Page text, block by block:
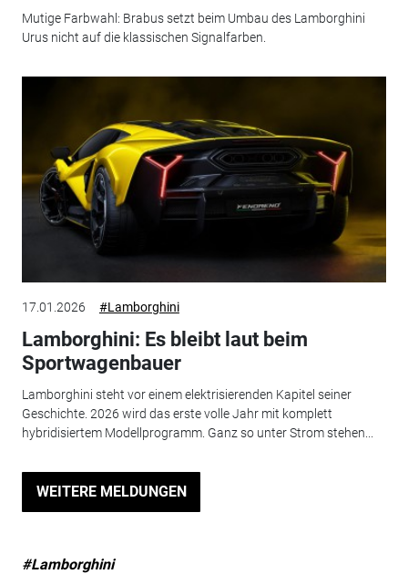
Mutige Farbwahl: Brabus setzt beim Umbau des Lamborghini
Urus nicht auf die klassischen Signalfarben.
17.01.2026 #Lamborghini
Lamborghini: Es bleibt laut beim
Sportwagenbauer
Lamborghini steht vor einem elektrisierenden Kapitel seiner
Geschichte. 2026 wird das erste volle Jahr mit komplett
hybridisiertem Modellprogramm. Ganz so unter Strom stehen...
WEITERE MELDUNGEN
#Lamborghini